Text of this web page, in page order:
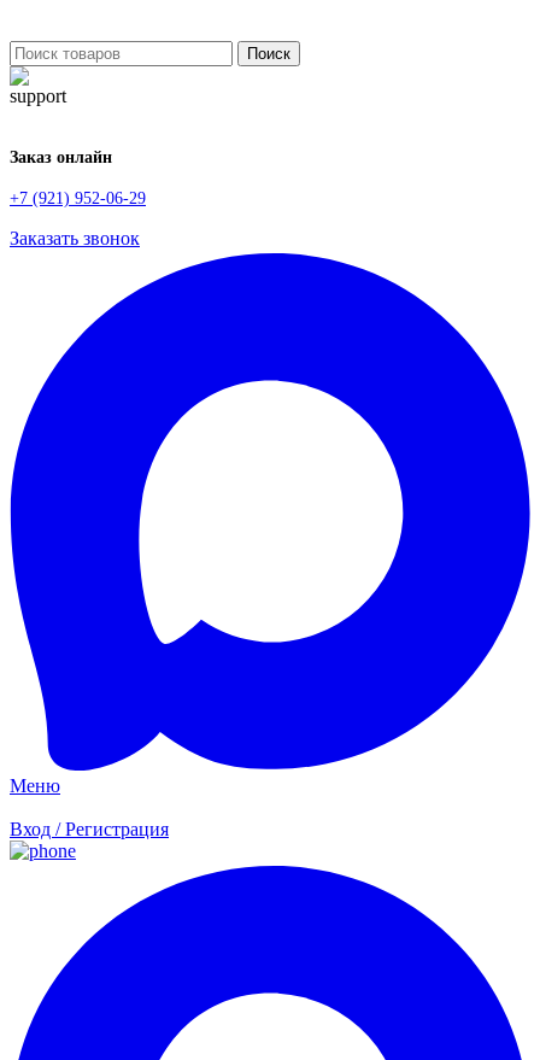
Поиск
Заказ онлайн
+7 (921) 952-06-29
Заказать звонок
Меню
Вход / Регистрация